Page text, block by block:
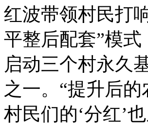
红波带领村民打
平整后配套”模
启动三个村永久
之一。“提升后
村民们的‘分红’